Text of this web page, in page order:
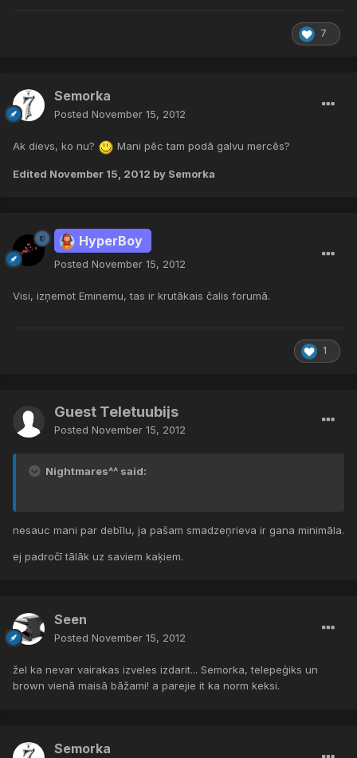
7
Semorka
Posted November 15, 2012
Ak dievs, ko nu? Mani pēc tam podā galvu mercēs?
Edited November 15, 2012 by Semorka
HyperBoy
Posted November 15, 2012
Visi, izņemot Eminemu, tas ir krutākais čalis forumā.
1
Guest Teletuubijs
Posted November 15, 2012
Nightmares^^ said:
nesauc mani par debīlu, ja pašam smadzeņrieva ir gana minimāla.
ej padročī tālāk uz saviem kaķiem.
Seen
Posted November 15, 2012
žel ka nevar vairakas izveles izdarit... Semorka, telepeģiks un
brown vienā maisā bāžami! a parejie it ka norm keksi.
Semorka